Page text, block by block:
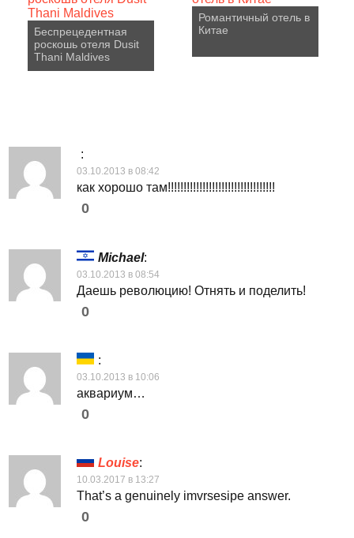
Беспрецедентная
роскошь отеля Dusit
Thani Maldives
Романтичный отель в
Китае
:
03.10.2013 в 08:42
как хорошо там!!!!!!!!!!!!!!!!!!!!!!!!!!!!!!!!!!
0
Michael:
03.10.2013 в 08:54
Даешь революцию! Отнять и поделить!
0
:
03.10.2013 в 10:06
аквариум…
0
Louise:
10.03.2017 в 13:27
That’s a genuinely imvrsesipe answer.
0